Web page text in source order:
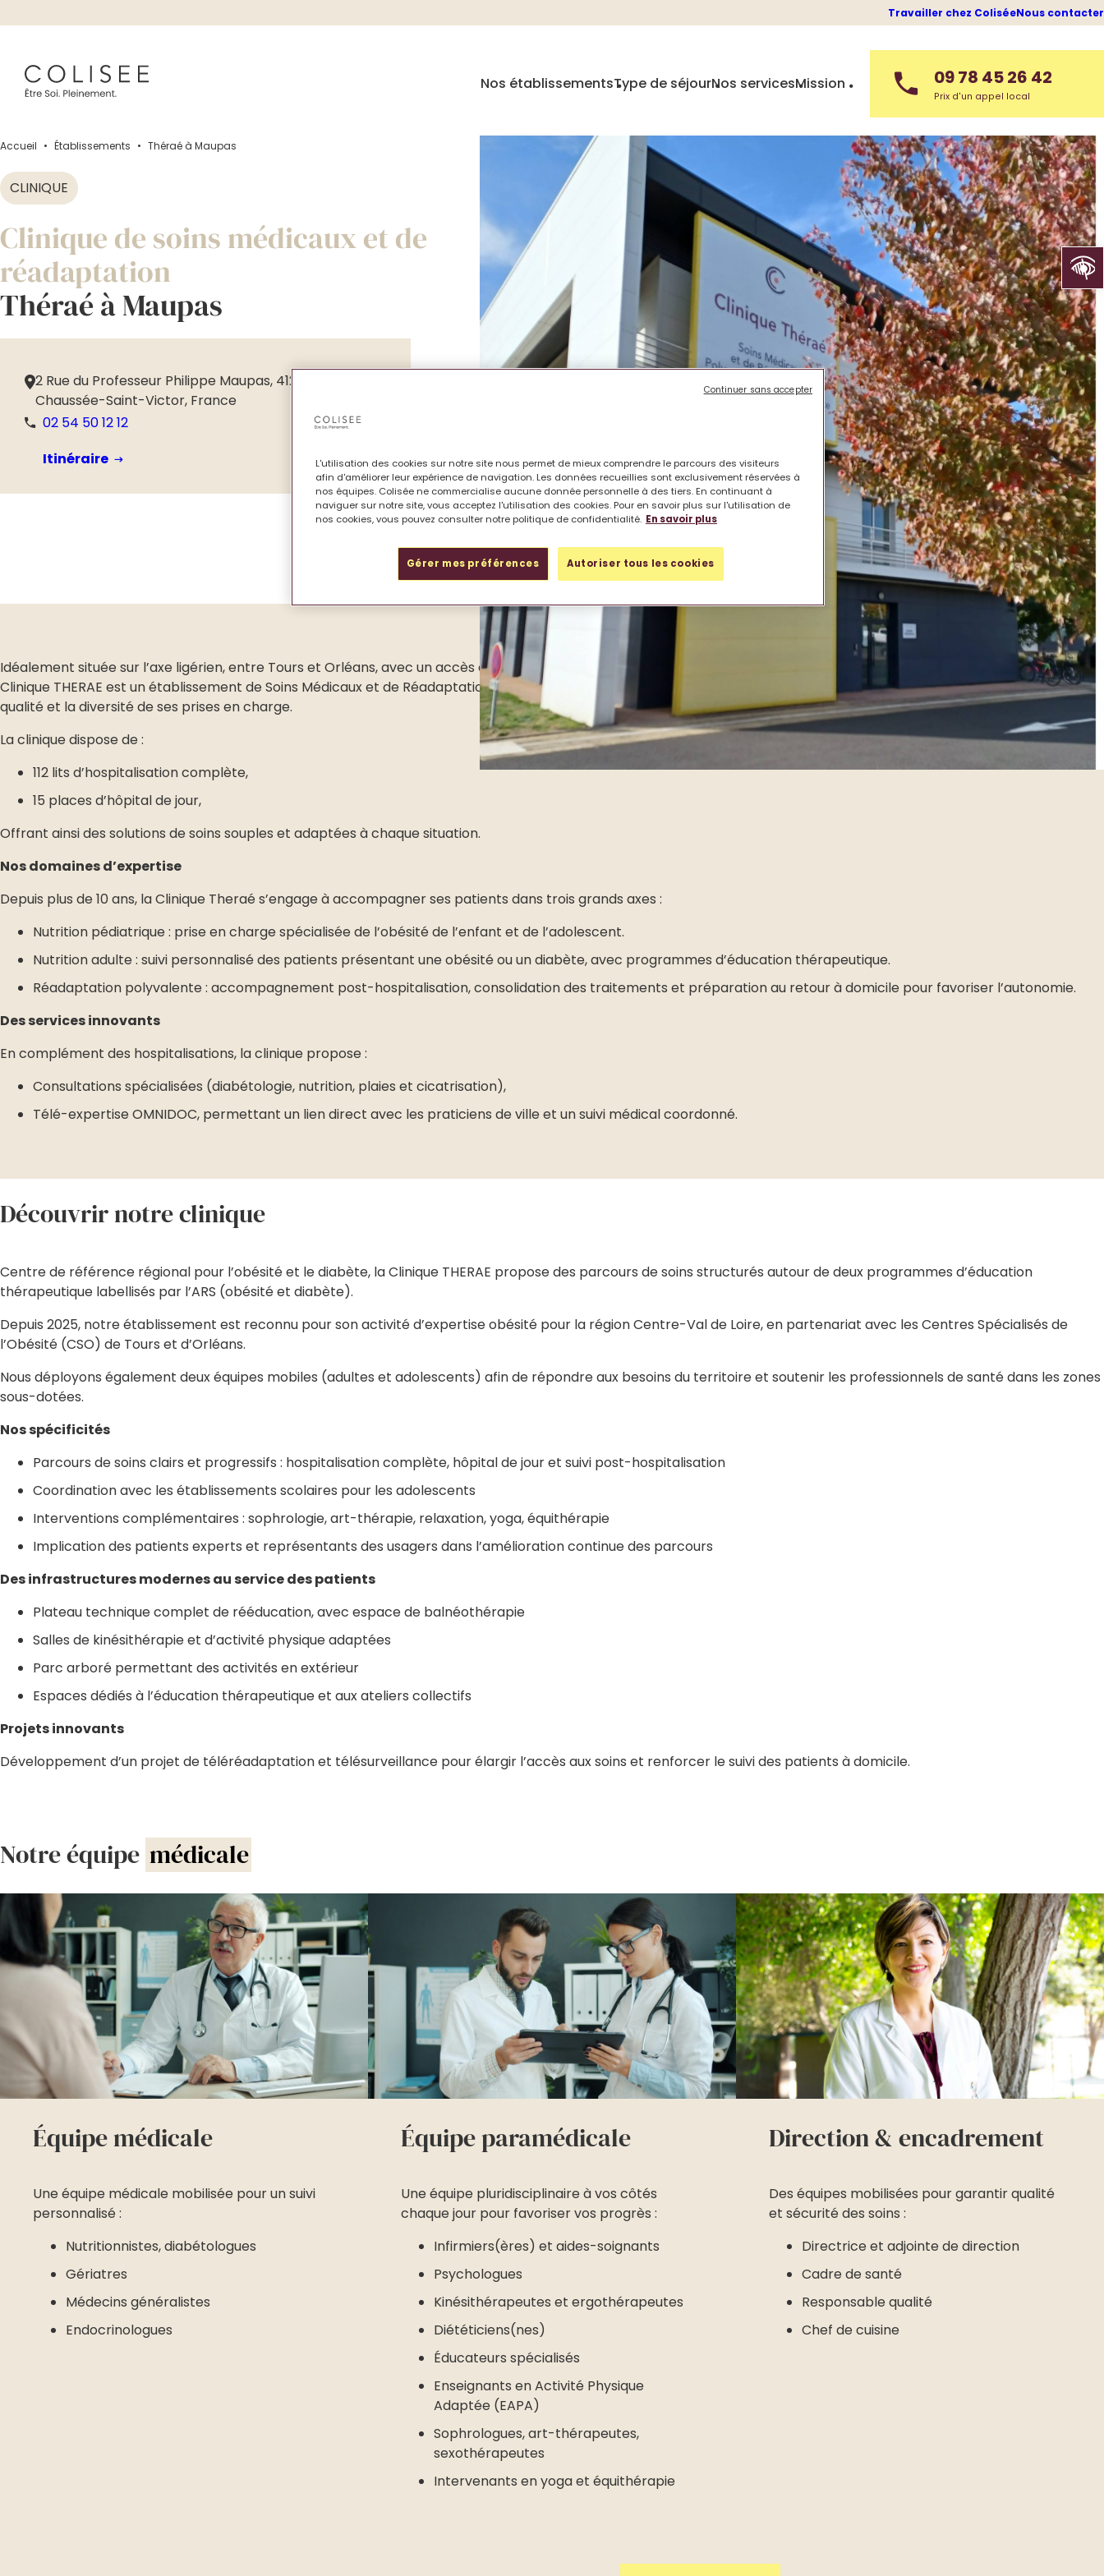
Ouvrir
Travailler chez ColiséeNous contacter
Nos établissementsType de séjourNos servicesMission 09 78 45 26 42
Prix d'un appel local
Accueil • Établissements • Théraé à Maupas
CLINIQUE
Clinique de soins médicaux et de
réadaptation
Théraé à Maupas
2 Rue du Professeur Philippe Maupas, 41260 La
Chaussée-Saint-Victor, France
02 54 50 12 12
Itinéraire
Idéalement située sur l’axe ligérien, entre Tours et Orléans, avec un accès direct depuis l’A10, la
Clinique THERAE est un établissement de Soins Médicaux et de Réadaptation (SMR) reconnu pour la
qualité et la diversité de ses prises en charge.
La clinique dispose de :
112 lits d’hospitalisation complète,
15 places d’hôpital de jour,
Offrant ainsi des solutions de soins souples et adaptées à chaque situation.
Nos domaines d’expertise
Depuis plus de 10 ans, la Clinique Theraé s’engage à accompagner ses patients dans trois grands axes :
Nutrition pédiatrique : prise en charge spécialisée de l’obésité de l’enfant et de l’adolescent.
Nutrition adulte : suivi personnalisé des patients présentant une obésité ou un diabète, avec programmes d’éducation thérapeutique.
Réadaptation polyvalente : accompagnement post-hospitalisation, consolidation des traitements et préparation au retour à domicile pour favoriser l’autonomie.
Des services innovants
En complément des hospitalisations, la clinique propose :
Consultations spécialisées (diabétologie, nutrition, plaies et cicatrisation),
Télé-expertise OMNIDOC, permettant un lien direct avec les praticiens de ville et un suivi médical coordonné.
Découvrir notre clinique
Centre de référence régional pour l’obésité et le diabète, la Clinique THERAE propose des parcours de soins structurés autour de deux programmes d’éducation
thérapeutique labellisés par l’ARS (obésité et diabète).
Depuis 2025, notre établissement est reconnu pour son activité d’expertise obésité pour la région Centre-Val de Loire, en partenariat avec les Centres Spécialisés de
l’Obésité (CSO) de Tours et d’Orléans.
Nous déployons également deux équipes mobiles (adultes et adolescents) afin de répondre aux besoins du territoire et soutenir les professionnels de santé dans les zones
sous-dotées.
Nos spécificités
Parcours de soins clairs et progressifs : hospitalisation complète, hôpital de jour et suivi post-hospitalisation
Coordination avec les établissements scolaires pour les adolescents
Interventions complémentaires : sophrologie, art-thérapie, relaxation, yoga, équithérapie
Implication des patients experts et représentants des usagers dans l’amélioration continue des parcours
Des infrastructures modernes au service des patients
Plateau technique complet de rééducation, avec espace de balnéothérapie
Salles de kinésithérapie et d’activité physique adaptées
Parc arboré permettant des activités en extérieur
Espaces dédiés à l’éducation thérapeutique et aux ateliers collectifs
Projets innovants
Développement d’un projet de téléréadaptation et télésurveillance pour élargir l’accès aux soins et renforcer le suivi des patients à domicile.
Notre équipe médicale
Équipe médicale
Une équipe médicale mobilisée pour un suivi
personnalisé :
Nutritionnistes, diabétologues
Gériatres
Médecins généralistes
Endocrinologues
Équipe paramédicale
Une équipe pluridisciplinaire à vos côtés
chaque jour pour favoriser vos progrès :
Infirmiers(ères) et aides-soignants
Psychologues
Kinésithérapeutes et ergothérapeutes
Diététiciens(nes)
Éducateurs spécialisés
Enseignants en Activité Physique
Adaptée (EAPA)
Sophrologues, art-thérapeutes,
sexothérapeutes
Intervenants en yoga et équithérapie
Direction & encadrement
Des équipes mobilisées pour garantir qualité
et sécurité des soins :
Directrice et adjointe de direction
Cadre de santé
Responsable qualité
Chef de cuisine
L'utilisation des cookies sur notre site nous permet de mieux comprendre le parcours des visiteurs
afin d'améliorer leur expérience de navigation. Les données recueillies sont exclusivement réservées à
nos équipes. Colisée ne commercialise aucune donnée personnelle à des tiers. En continuant à
naviguer sur notre site, vous acceptez l'utilisation des cookies. Pour en savoir plus sur l'utilisation de
nos cookies, vous pouvez consulter notre politique de confidentialité. En savoir plus
Gérer mes préférences Autoriser tous les cookies
Continuer sans accepter